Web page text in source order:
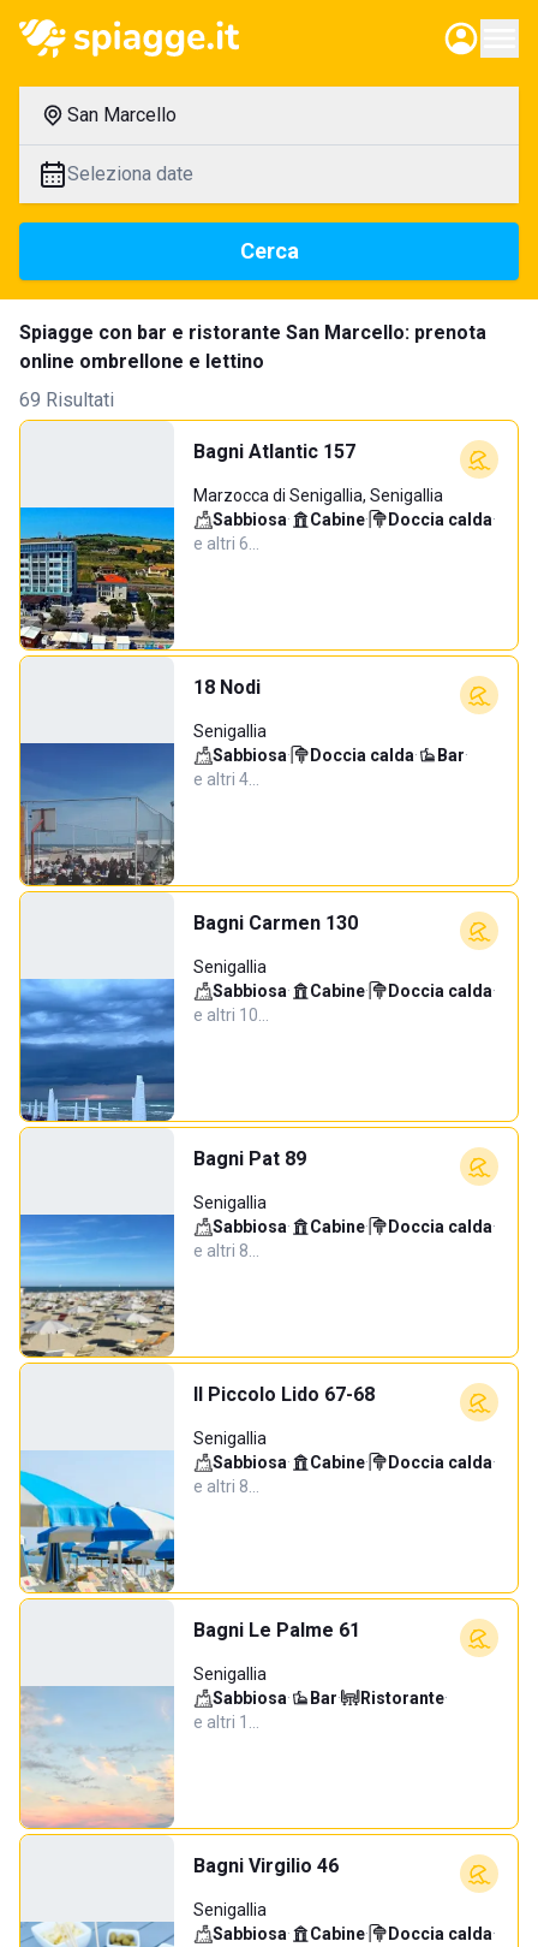
San Marcello
Seleziona date
Cerca
Spiagge con bar e ristorante San Marcello: prenota
online ombrellone e lettino
69 Risultati
Bagni Atlantic 157
Marzocca di Senigallia, Senigallia
Sabbiosa· Cabine· Doccia calda·
e altri 6…
18 Nodi
Senigallia
Sabbiosa· Doccia calda· Bar·
e altri 4…
Bagni Carmen 130
Senigallia
Sabbiosa· Cabine· Doccia calda·
e altri 10…
Bagni Pat 89
Senigallia
Sabbiosa· Cabine· Doccia calda·
e altri 8…
Il Piccolo Lido 67-68
Senigallia
Sabbiosa· Cabine· Doccia calda·
e altri 8…
Bagni Le Palme 61
Senigallia
Sabbiosa· Bar· Ristorante·
e altri 1…
Bagni Virgilio 46
Senigallia
Sabbiosa· Cabine· Doccia calda·